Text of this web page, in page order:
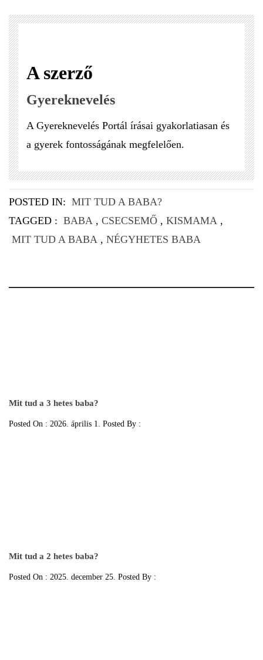
A szerző
Gyereknevelés
A Gyereknevelés Portál írásai gyakorlatiasan és
a gyerek fontosságának megfelelően.
POSTED IN: MIT TUD A BABA?
TAGGED : BABA , CSECSEMŐ , KISMAMA ,
MIT TUD A BABA , NÉGYHETES BABA
Mit tud a 3 hetes baba?
Posted On : 2026. április 1. Posted By :
Mit tud a 2 hetes baba?
Posted On : 2025. december 25. Posted By :